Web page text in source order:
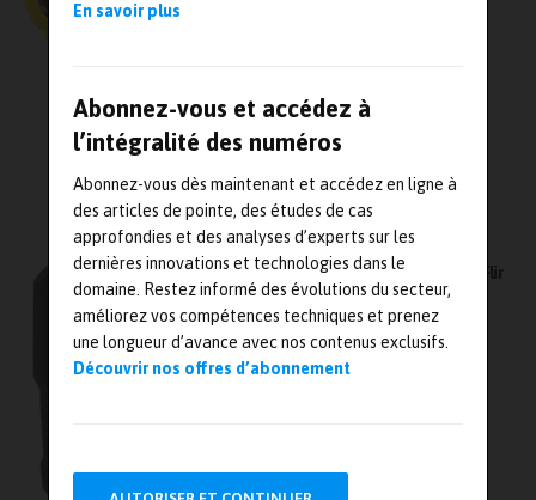
En savoir plus
Abonnez-vous et accédez à
l’intégralité des numéros
Abonnez-vous dès maintenant et accédez en ligne à
des articles de pointe, des études de cas
approfondies et des analyses d’experts sur les
dernières innovations et technologies dans le
domaine. Restez informé des évolutions du secteur,
améliorez vos compétences techniques et prenez
une longueur d’avance avec nos contenus exclusifs.
Découvrir nos offres d’abonnement
Lancement du multimètre TRMS thermique Flir
DM166 avec fonction IGMTM